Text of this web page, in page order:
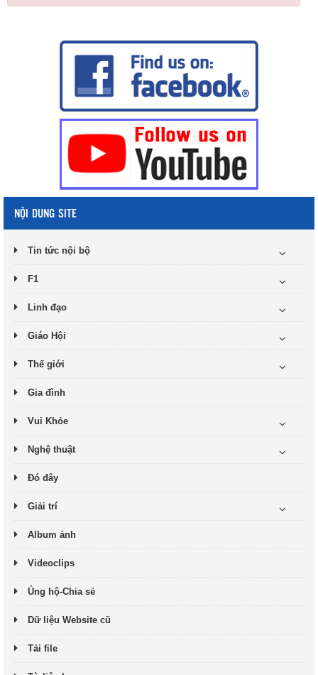
NỘI DUNG SITE
Tin tức nội bộ
F1
Linh đạo
Giáo Hội
Thế giới
Gia đình
Vui Khỏe
Nghệ thuật
Đó đây
Giải trí
Album ảnh
Videoclips
Ủng hộ-Chia sẻ
Dữ liệu Website cũ
Tải file